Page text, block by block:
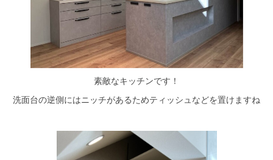
素敵なキッチンです！
洗面台の逆側にはニッチがあるためティッシュなどを置けますね